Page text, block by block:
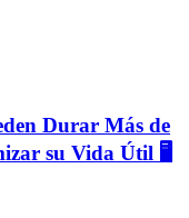
Durar Más de
su Vida Útil 🖥️